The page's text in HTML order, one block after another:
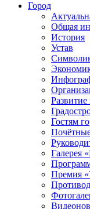
Город
Общая
История
Устав
Развитие
Гостям
Галерея
Премия